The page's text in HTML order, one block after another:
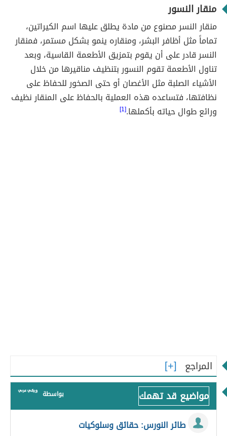
منقار النسور
منقار النسر مصنوع من مادة يطلق عليها اسم الكيراتين،
تماماً مثل أظافر البشر، ومنقاره ينمو بشكل مستمر، فمنقار
النسر قادر على أن يقوم بتمزيق الأطعمة القاسية، وبعد
تناول الأطعمة تقوم النسور بتنظيف مناقيرها من خلال
الأشياء الصلبة مثل الأغصان أو حتى الصخور للحفاظ على
نظافتها، فتساعده هذه العملية بالحفاظ على المنقار نظيف
ورائع طوال حياته بأكملها.[1]
المراجع
مواضيع قد تهمك
بواسطة
طائر النورس: حقائق وسلوكيات